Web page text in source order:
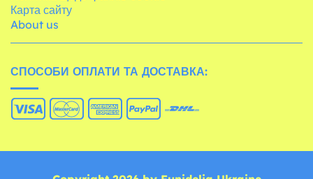
Карта сайту
About us
СПОСОБИ ОПЛАТИ ТА ДОСТАВКА: